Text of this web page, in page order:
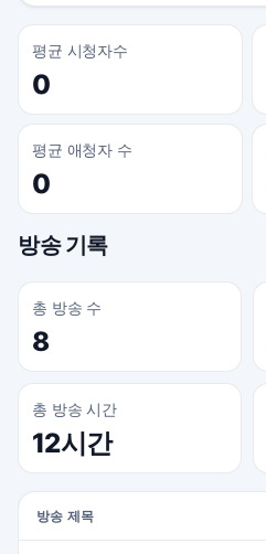
평균 시청자수
0
평균 애청자 수
0
방송 기록
총 방송 수
8
총 방송 시간
12시간
방송 제목